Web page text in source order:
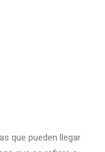
el secreto; eso
Entrevista de
que pueden llegar